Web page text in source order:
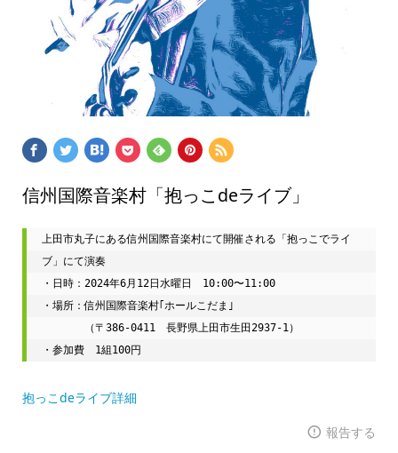
信州国際音楽村「抱っこdeライブ」
上田市丸子にある信州国際音楽村にて開催される「抱っこでライ
ブ」にて演奏
・日時：2024年6月12日水曜日　10:00〜11:00
・場所：信州国際音楽村｢ホールこだま｣
（〒386-0411　長野県上田市生田2937-1）
・参加費　1組100円
抱っこdeライブ詳細
報告する